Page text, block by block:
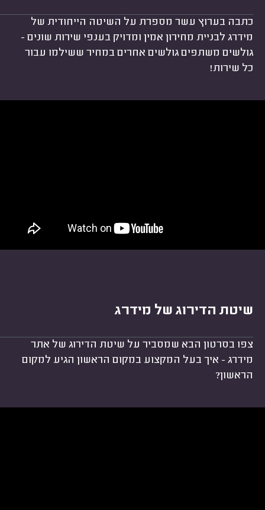
כתבה בערוץ עשר מספרת על השיטה הייחודית של
מידרג לבניית מחירון אמין ומדויק בענפי שירות שונים -
גולשים משתפים גולשים אחרים במחיר ששילמו עבור
כל שירות!
שיטת הדירוג של מידרג
צפו בסרטון הבא שמסביר על שיטת הדירוג של אתר
מידרג - איך בעל המקצוע במקום הראשון הגיע למקום
הראשון?